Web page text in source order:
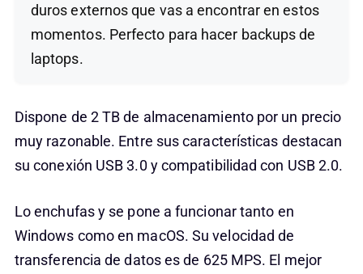
duros externos que vas a encontrar en estos
momentos. Perfecto para hacer backups de
laptops.
Dispone de 2 TB de almacenamiento por un precio
muy razonable. Entre sus características destacan
su conexión USB 3.0 y compatibilidad con USB 2.0.
Lo enchufas y se pone a funcionar tanto en
Windows como en macOS. Su velocidad de
transferencia de datos es de 625 MPS. El mejor